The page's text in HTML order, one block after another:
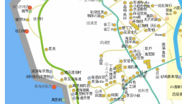
隱半島
墾丁六
寧靜の家
晶
龍
四溝里
休息的地方
後灣
後灣36 後灣村
吹口琴
星辰
砂島賽車場
F1賽車
興
滿
逸
筑
德和里
丁
香
雅
築
李莎小鎮
水到魚行浮潛館
看海的地方
萬里桐
悠活渡假村
萬里桐民宿
萬里桐浮潛
海邊浮潛
清淨海浮潛
初見恆美
美蒲villa
象廚
山水
田園
一起去旅行
草兒在海邊
聖都
Inn巷
幸
運
草
草埔
58-6
草戶
禾咖啡
蒔花澄旅
逸墅家
日‧述
迦百農
安堤卡
海棠
花漾非凡
丸子的家
得園
遇
見
海
Three
小日述
白色
之謎
看海聽風
水漾會館
蟲
鳴
鳥
叫
恐龍
禾
米
葵
新宿
山
上
小
木
屋
庭
園
自然也
紅旅棧
金三 I
金三 II
頭溝里
小粉舍輕旅
伍叁
衞星叔宿
沃丘
25度c
沐澄
沐山
旁邊有villa